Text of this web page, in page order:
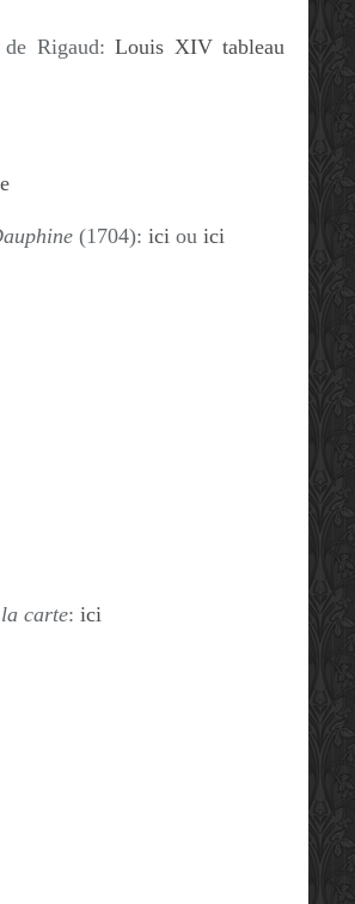
Rigaud: Louis XIV tableau
(1704): ici ou ici
carte: ici